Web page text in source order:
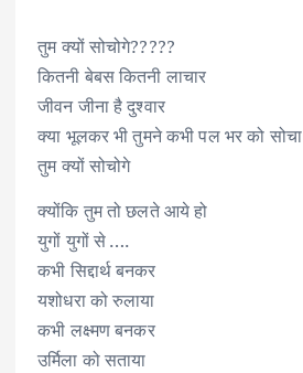
तुम क्यों सोचोगे?????
कितनी बेबस कितनी लाचार
जीवन जीना है दुश्वार
क्या भूलकर भी तुमने कभी पल भर को सोचा
तुम क्यों सोचोगे
क्योंकि तुम तो छलते आये हो
युगों युगों से ….
कभी सिद्दार्थ बनकर
यशोधरा को रुलाया
कभी लक्ष्मण बनकर
उर्मिला को सताया